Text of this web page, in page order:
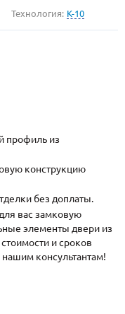
и установкой в
41
Как купить
Технология: K-10
профиль из
конструкцию
без доплаты.
вас замковую
элементы двери из
и сроков
консультантам!